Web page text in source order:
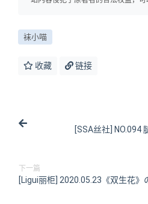
袜小喵
收藏 链接
[SSA丝社] NO.094
下一篇
[Ligui丽柜] 2020.05.23《双生花》